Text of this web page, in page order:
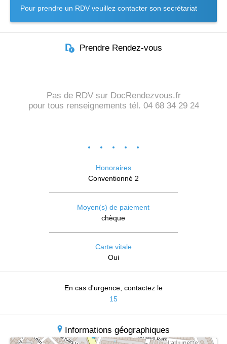
Pour prendre un RDV veuillez contacter son secrétariat
Prendre Rendez-vous
Pas de RDV sur DocRendezvous.fr
pour tous renseignements tél. 04 68 34 29 24
Honoraires
Conventionné 2
Moyen(s) de paiement
chèque
Carte vitale
Oui
En cas d'urgence, contactez le
15
Informations géographiques